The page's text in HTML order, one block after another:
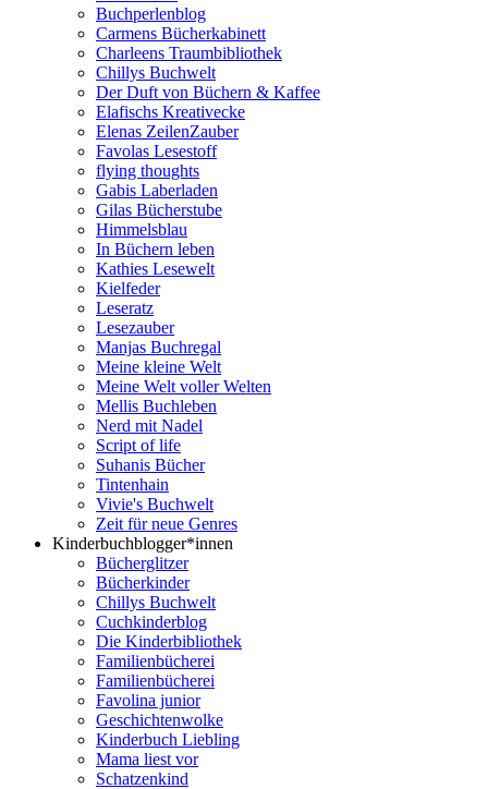
Buchperlenblog
Carmens Bücherkabinett
Charleens Traumbibliothek
Chillys Buchwelt
Der Duft von Büchern & Kaffee
Elafischs Kreativecke
Elenas ZeilenZauber
Favolas Lesestoff
flying thoughts
Gabis Laberladen
Gilas Bücherstube
Himmelsblau
In Büchern leben
Kathies Lesewelt
Kielfeder
Leseratz
Lesezauber
Manjas Buchregal
Meine kleine Welt
Meine Welt voller Welten
Mellis Buchleben
Nerd mit Nadel
Script of life
Suhanis Bücher
Tintenhain
Vivie's Buchwelt
Zeit für neue Genres
Kinderbuchblogger*innen
Bücherglitzer
Bücherkinder
Chillys Buchwelt
Cuchkinderblog
Die Kinderbibliothek
Familienbücherei
Familienbücherei
Favolina junior
Geschichtenwolke
Kinderbuch Liebling
Mama liest vor
Schatzenkind